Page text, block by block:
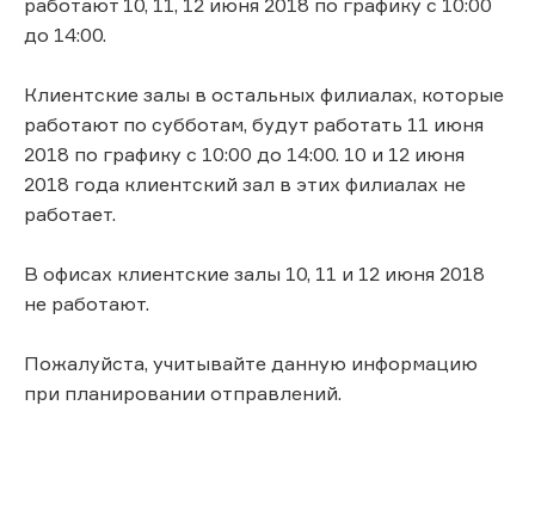
до 14:00.
Клиентские залы в остальных филиалах, которые
работают по субботам, будут работать 11 июня
2018 по графику с 10:00 до 14:00. 10 и 12 июня
2018 года клиентский зал в этих филиалах не
работает.
В офисах клиентские залы 10, 11 и 12 июня 2018
не работают.
Пожалуйста, учитывайте данную информацию
при планировании отправлений.